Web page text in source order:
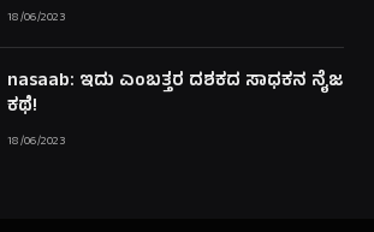
18/06/2023
nasaab: ಇದು ಎಂಬತ್ತರ ದಶಕದ ಸಾಧಕನ ನೈಜ
ಕಥೆ!
18/06/2023